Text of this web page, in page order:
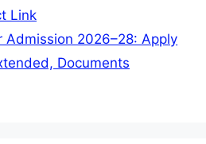
Link
Admission 2026–28: Apply
Documents